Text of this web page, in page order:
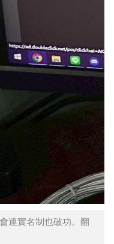
連實名制也破功。翻